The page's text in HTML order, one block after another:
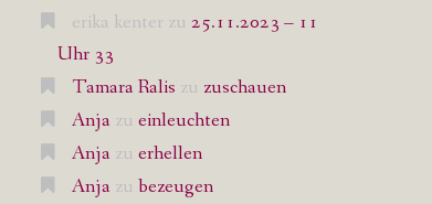
erika kenter zu 25.11.2023 – 11
Uhr 33
Tamara Ralis zu zuschauen
Anja zu einleuchten
Anja zu erhellen
Anja zu bezeugen